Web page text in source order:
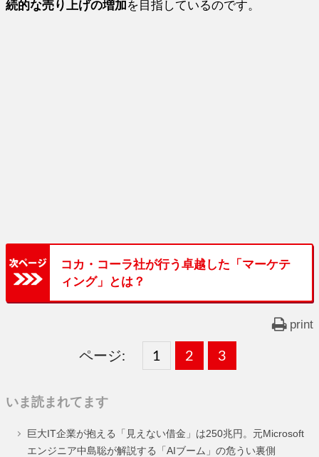
続的な売り上げの増加を目指しているのです。
コカ・コーラ社が行う卓越した「マーケテ
ィング」とは？
print
ページ:
固
ー
1 ,
固
ー
2 ,
固
ー
3
いま読まれてます
巨大IT企業が抱える「見えない借金」は250兆円。元Microsoft
エンジニア中島聡が解説する「AIブーム」の危うい裏側